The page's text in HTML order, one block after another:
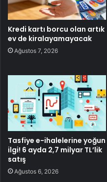
Kredi kartı borcu olan artık
ev de kiralayamayacak
Ağustos 7, 2026
Tasfiye e-ihalelerine yoğun
ilgi! 6 ayda 2,7 milyar TL’lik
satış
Ağustos 6, 2026